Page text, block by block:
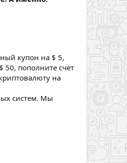
купон на $ 5,
50, пополните счет
на
систем. Мы